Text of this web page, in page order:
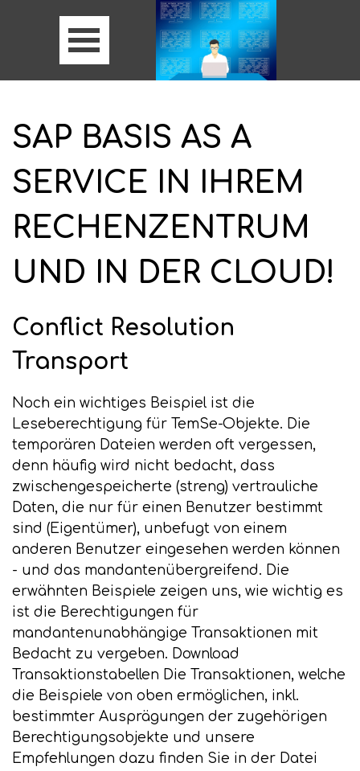
SAP BASIS AS A
SERVICE IN IHREM
RECHENZENTRUM
UND IN DER CLOUD!
Conflict Resolution
Transport
Noch ein wichtiges Beispiel ist die
Leseberechtigung für TemSe-Objekte. Die
temporären Dateien werden oft vergessen,
denn häufig wird nicht bedacht, dass
zwischengespeicherte (streng) vertrauliche
Daten, die nur für einen Benutzer bestimmt
sind (Eigentümer), unbefugt von einem
anderen Benutzer eingesehen werden können
- und das mandantenübergreifend. Die
erwähnten Beispiele zeigen uns, wie wichtig es
ist die Berechtigungen für
mandantenunabhängige Transaktionen mit
Bedacht zu vergeben. Download
Transaktionstabellen Die Transaktionen, welche
die Beispiele von oben ermöglichen, inkl.
bestimmter Ausprägungen der zugehörigen
Berechtigungsobjekte und unsere
Empfehlungen dazu finden Sie in der Datei